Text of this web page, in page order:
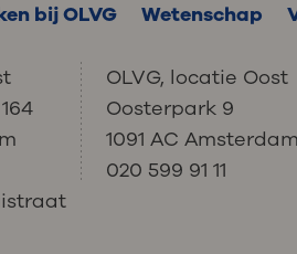
bij OLVG Wetenschap
OLVG, locatie Oost
Oosterpark 9
1091 AC Amsterdam
020 599 91 11